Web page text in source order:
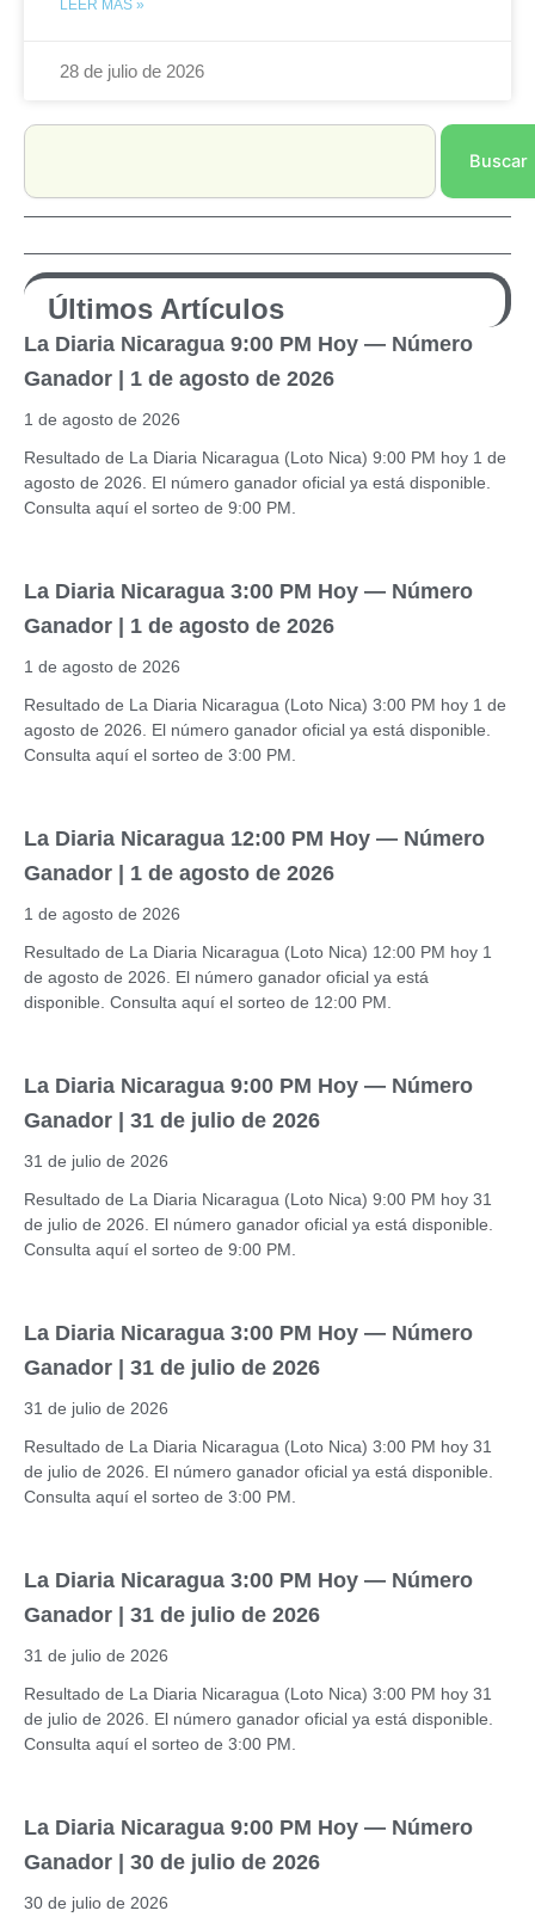
LEER MÁS »
28 de julio de 2026
Search
Buscar
Últimos Artículos
La Diaria Nicaragua 9:00 PM Hoy — Número
Ganador | 1 de agosto de 2026
1 de agosto de 2026
Resultado de La Diaria Nicaragua (Loto Nica) 9:00 PM hoy 1 de
agosto de 2026. El número ganador oficial ya está disponible.
Consulta aquí el sorteo de 9:00 PM.
La Diaria Nicaragua 3:00 PM Hoy — Número
Ganador | 1 de agosto de 2026
1 de agosto de 2026
Resultado de La Diaria Nicaragua (Loto Nica) 3:00 PM hoy 1 de
agosto de 2026. El número ganador oficial ya está disponible.
Consulta aquí el sorteo de 3:00 PM.
La Diaria Nicaragua 12:00 PM Hoy — Número
Ganador | 1 de agosto de 2026
1 de agosto de 2026
Resultado de La Diaria Nicaragua (Loto Nica) 12:00 PM hoy 1
de agosto de 2026. El número ganador oficial ya está
disponible. Consulta aquí el sorteo de 12:00 PM.
La Diaria Nicaragua 9:00 PM Hoy — Número
Ganador | 31 de julio de 2026
31 de julio de 2026
Resultado de La Diaria Nicaragua (Loto Nica) 9:00 PM hoy 31
de julio de 2026. El número ganador oficial ya está disponible.
Consulta aquí el sorteo de 9:00 PM.
La Diaria Nicaragua 3:00 PM Hoy — Número
Ganador | 31 de julio de 2026
31 de julio de 2026
Resultado de La Diaria Nicaragua (Loto Nica) 3:00 PM hoy 31
de julio de 2026. El número ganador oficial ya está disponible.
Consulta aquí el sorteo de 3:00 PM.
La Diaria Nicaragua 3:00 PM Hoy — Número
Ganador | 31 de julio de 2026
31 de julio de 2026
Resultado de La Diaria Nicaragua (Loto Nica) 3:00 PM hoy 31
de julio de 2026. El número ganador oficial ya está disponible.
Consulta aquí el sorteo de 3:00 PM.
La Diaria Nicaragua 9:00 PM Hoy — Número
Ganador | 30 de julio de 2026
30 de julio de 2026